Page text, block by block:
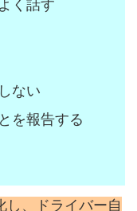
く話す
ない
を報告する
し、ドライバー自